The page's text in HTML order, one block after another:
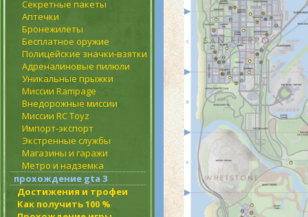
Секретные пакеты
Аптечки
Бронежилеты
Бесплатное оружие
Полицейские значки-взятки
Адреналиновые пилюли
Уникальные прыжки
Миссии Rampage
Внедорожные миссии
Миссии RC Toyz
Импорт-экспорт
Экстренные службы
Магазины и гаражи
Метро и надземка
прохождение gta 3
Достижения и трофеи
Как получить 100 %